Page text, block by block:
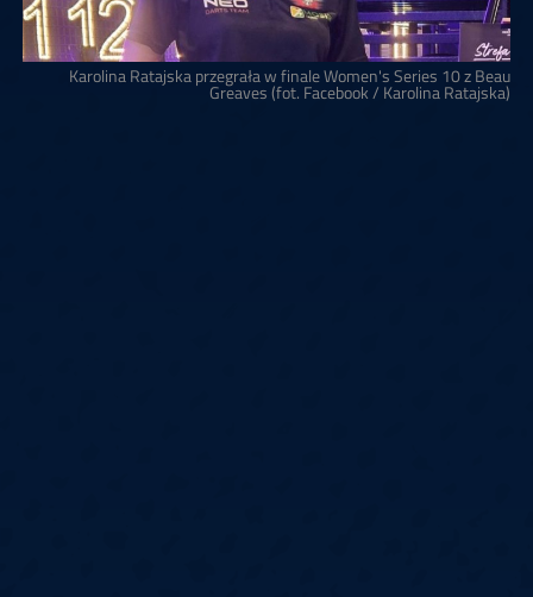
Karolina Ratajska przegrała w finale Women's Series 10 z Beau
Greaves (fot. Facebook / Karolina Ratajska)